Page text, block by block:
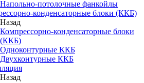
Напольно-потолочные фанкойлы
конденсаторные блоки (ККБ)
Назад
Компрессорно-конденсаторные блоки
(ККБ)
Одноконтурные ККБ
Двухконтурные ККБ
Назад